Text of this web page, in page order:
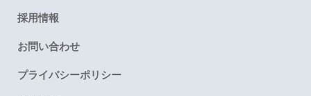
採用情報
お問い合わせ
プライバシーポリシー